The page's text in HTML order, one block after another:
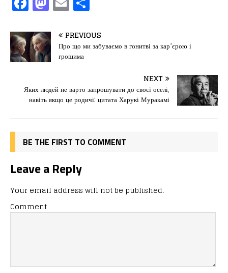
a
c
e
b
o
o
a
st
o
d
o
n
m
ai
l
іл
и
ис
я
PREVIOUS
Про що ми забуваємо в гонитві за кар’єрою і
грошима
NEXT
Яких людей не варто запрошувати до своєї оселі,
навіть якщо це родичі: цитата Харукі Муракамі
BE THE FIRST TO COMMENT
Leave a Reply
Your email address will not be published.
Comment